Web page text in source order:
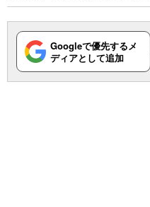
Googleで優先するメ
ディアとして追加